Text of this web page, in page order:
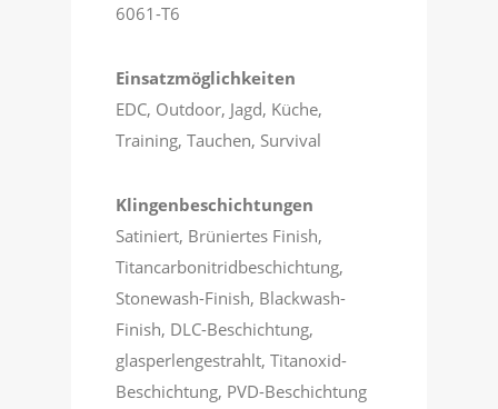
6061-T6
Einsatzmöglichkeiten
EDC, Outdoor, Jagd, Küche,
Training, Tauchen, Survival
Klingenbeschichtungen
Satiniert, Brüniertes Finish,
Titancarbonitridbeschichtung,
Stonewash-Finish, Blackwash-
Finish, DLC-Beschichtung,
glasperlengestrahlt, Titanoxid-
Beschichtung, PVD-Beschichtung